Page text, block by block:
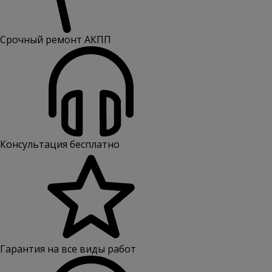
Срочный ремонт АКПП
Консультация бесплатно
Гарантия на все виды работ